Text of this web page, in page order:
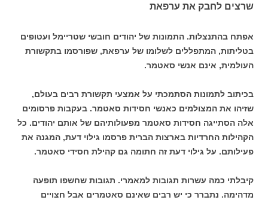
שרצים לחבק את ערפאת
אפתח בהתנצלות. התמונות של יהודים חובשי שטריימל ועטופים
בטליתות, המתפללים לשלומו של ערפאת, שפורסמו בתקשורת
העולמית, אינם אנשי סאטמר.
בכיתוב לתמונות הסתמכתי על אמצעי תקשורת רבים בעולם,
שזיהו את המצולמים כאנשי חסידות סאטמר. בעקבות פרסומים
אלה הסתייגה חסידות סאטמר מפעולותיהם של אותם יהודים. כל
הקהילות החרדיות בארצות הברית פרסמו גילוי דעת, המגנה את
פעילותם. על גילוי דעת זה חתומה גם קהילת חסידי סאטמר.
קיבלתי כמה עשרות תגובות למאמרי. תגובות שחשפו תופעה
מדהימה. נתברר כי יש רבים שאינם סאטמרים אבל חצויים